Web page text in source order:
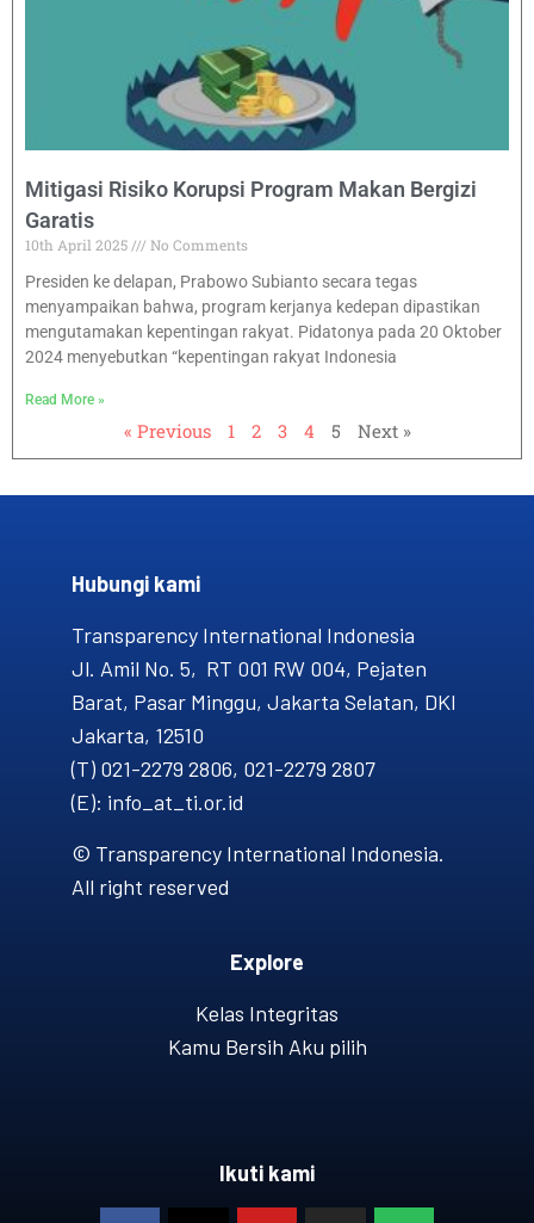
Mitigasi Risiko Korupsi Program Makan Bergizi
Garatis
10th April 2025
No Comments
Presiden ke delapan, Prabowo Subianto secara tegas
menyampaikan bahwa, program kerjanya kedepan dipastikan
mengutamakan kepentingan rakyat. Pidatonya pada 20 Oktober
2024 menyebutkan “kepentingan rakyat Indonesia
Read More »
« Previous 1 2 3 4 5 Next »
Hubungi kami​
Transparency International Indonesia
Jl. Amil No. 5, RT 001 RW 004, Pejaten
Barat, Pasar Minggu, Jakarta Selatan, DKI
Jakarta, 12510
(T) 021-2279 2806, 021-2279 2807
(E): info_at_ti.or.id
© Transparency International Indonesia.
All right reserved
Explore
Kelas Integritas
Kamu Bersih Aku pilih
Ikuti kami